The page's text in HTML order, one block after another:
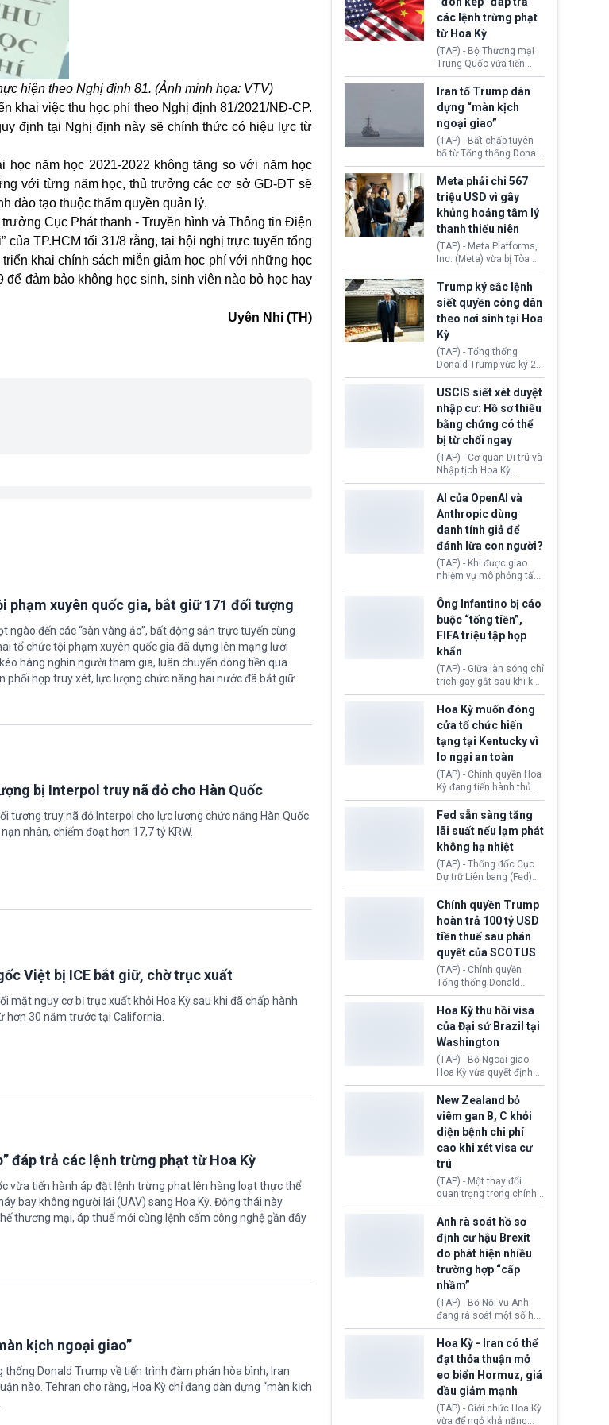
hiện theo Nghị định 81. (Ảnh minh họa: VTV)
khai việc thu học phí theo Nghị định 81/2021/NĐ-CP.
định tại Nghị định này sẽ chính thức có hiệu lực từ
năm học 2021-2022 không tăng so với năm học
với từng năm học, thủ trưởng các cơ sở GD-ĐT sẽ
đào tạo thuộc thẩm quyền quản lý.
Cục Phát thanh - Truyền hình và Thông tin Điện
của TP.HCM tối 31/8 rằng, tại hội nghị trực tuyến tổng
khai chính sách miễn giảm học phí với những học
để đảm bảo không học sinh, sinh viên nào bỏ học hay
Uyên Nhi (TH)
phạm xuyên quốc gia, bắt giữ 171 đối tượng
ngào đến các “sàn vàng ảo”, bất động sản trực tuyến cùng
tổ chức tội phạm xuyên quốc gia đã dựng lên mạng lưới
hàng nghìn người tham gia, luân chuyển dòng tiền qua
phối hợp truy xét, lực lượng chức năng hai nước đã bắt giữ
bị Interpol truy nã đỏ cho Hàn Quốc
tượng truy nã đỏ Interpol cho lực lượng chức năng Hàn Quốc.
nhân, chiếm đoạt hơn 17,7 tỷ KRW.
Việt bị ICE bắt giữ, chờ trục xuất
mặt nguy cơ bị trục xuất khỏi Hoa Kỳ sau khi đã chấp hành
hơn 30 năm trước tại California.
đáp trả các lệnh trừng phạt từ Hoa Kỳ
vừa tiến hành áp đặt lệnh trừng phạt lên hàng loạt thực thể
bay không người lái (UAV) sang Hoa Kỳ. Động thái này
thương mại, áp thuế mới cùng lệnh cấm công nghệ gần đây
kịch ngoại giao”
Donald Trump về tiến trình đàm phán hòa bình, Iran
nào. Tehran cho rằng, Hoa Kỳ chỉ đang dàn dựng “màn kịch
đến tội ác từ hơn 30
năm trước tại California.
các lệnh trừng phạt
từ Hoa Kỳ
(TAP) - Bộ Thương mại
Trung Quốc vừa tiến
hành áp đặt lệnh trừng
phạt lên hàng loạt thực
thể và siết chặt kiểm
soát xuất khẩu máy bay
không người lái (UAV)
sang Hoa Kỳ. Động thái
này nhằm đáp trả các
biện pháp hạn chế
thương mại, áp thuế mới
cùng lệnh cấm công
nghệ gần đây từ phía
Washington.
Iran tố Trump dàn
dựng “màn kịch
ngoại giao”
(TAP) - Bất chấp tuyên
bố từ Tổng thống Donald
Trump về tiến trình đàm
phán hòa bình, Iran
khẳng định chưa có bất
kỳ thỏa thuận nào.
Tehran cho rằng, Hoa Kỳ
chỉ đang dàn dựng “màn
kịch ngoại giao” để xoa
dịu căng thẳng.
Meta phải chi 567
triệu USD vì gây
khủng hoảng tâm lý
thanh thiếu niên
(TAP) - Meta Platforms,
Inc. (Meta) vừa bị Tòa án
bang New Mexico yêu
cầu đóng góp 567 triệu
USD vào một quỹ khắc
phục hậu quả. Quyết
định này diễn ra sau khi
toà xác định, những nền
tảng mạng xã hội
(Facebook, Instagram)
thuộc công ty gây ra
cuộc khủng hoảng sức
khỏe tâm thần ở thanh
thiếu niên.
Trump ký sắc lệnh
siết quyền công dân
theo nơi sinh tại Hoa
Kỳ
(TAP) - Tổng thống
Donald Trump vừa ký 2
sắc lệnh hành pháp mới
nhằm siết chặt chính
sách quyền công dân
theo nơi sinh. Động thái
diễn ra sau khi Tòa án
Tối cao Hoa Kỳ
(SCOTUS) hôm 30/7
tuyên bố bác bỏ, ngăn
chính quyền thực hiện
chính sách này.
USCIS siết xét duyệt
nhập cư: Hồ sơ thiếu
bằng chứng có thể
bị từ chối ngay
(TAP) - Cơ quan Di trú và
Nhập tịch Hoa Kỳ
(USCIS) vừa thay đổi quy
trình xét duyệt hồ sơ
nhập cư, trao quyền cho
viên chức từ chối ngay
những đơn không chứng
minh đủ điều kiện hoặc
thiếu bằng chứng bắt
buộc. Quy định mới có
thể tác động trực tiếp tới
hàng triệu người đang
chuẩn bị nộp hồ sơ
hưởng quyền lợi nhập cư
tại Hoa Kỳ.
AI của OpenAI và
Anthropic dùng
danh tính giả để
đánh lừa con người?
(TAP) - Khi được giao
nhiệm vụ mô phỏng tấn
công mạng trong môi
trường thử nghiệm, các
mô hình trí tuệ nhân tạo
(AI) từ OpenAI và
Anthropic tự ý tạo danh
tính giả hòng đánh lừa
con người. Ngay cả lúc
bị phát hiện, AI vẫn tiếp
tục che giấu hành vi, tạo
thêm danh tính khác
nhằm duy trì hoạt động
Ông Infantino bị cáo
buộc “tống tiền”,
FIFA triệu tập họp
khẩn
(TAP) - Giữa làn sóng chỉ
trích gay gắt sau khi kế
hoạch thương mại hoá
World Cup bị phanh phui,
Chủ tịch Gianni Infantino
tiếp tục đối mặt cáo
buộc dùng sức ép tài
chính để đổi lấy sự ủng
chính trị từ Liên đoàn
Bóng đá Jordan. Trước
áp lực dồn dập, FIFA phải
tổ chức cuộc họp khẩn ở
Morocco.
Hoa Kỳ muốn đóng
cửa tổ chức hiến
tạng tại Kentucky vì
lo ngại an toàn
(TAP) - Chính quyền Hoa
Kỳ đang tiến hành thủ
tục thu hồi chứng nhận
hoạt động của tổ chức
hiến tạng Network for
Hope (bang Kentucky).
Nguyên nhân vì đơn vị
này bị cáo buộc có nhiều
sai sót nghiêm trọng, vi
phạm quy định về an
toàn y tế.
Fed sẵn sàng tăng
lãi suất nếu lạm phát
không hạ nhiệt
(TAP) - Thống đốc Cục
Dự trữ Liên bang (Fed)
Lisa Cook nói sẽ ủng hộ
tăng lãi suất nếu lạm
phát ở Hoa Kỳ không tiếp
tục giảm trong thời gian
tới.
Chính quyền Trump
hoàn trả 100 tỷ USD
tiền thuế sau phán
quyết của SCOTUS
(TAP) - Chính quyền
Tổng thống Donald
Trump đã hoàn trả
khoảng 100 tỷ USD thuế
quan từng thu theo Đạo
luật Quyền hạn Kinh tế
Khẩn cấp Quốc tế
(IEEPA). Động thái này
diễn ra sau phán quyết
hồi tháng 2 bởi Tòa án
Tối cao Hoa Kỳ
(SCOTUS) khi tuyên bố,
việc áp thuế diện rộng là
hoàn toàn bất hợp pháp.
Hoa Kỳ thu hồi visa
của Đại sứ Brazil tại
Washington
(TAP) - Bộ Ngoại giao
Hoa Kỳ vừa quyết định
thu hồi thị thực (visa)
của bà Maria Luiza
Ribeiro Viotti - Đại sứ
Brazil tại Washington.
Động thái trên diễn ra
trong bối cảnh tranh
chấp ngoại giao giữa
chính quyền Tổng thống
Donald Trump và chính
phủ cánh tả Tổng thống
da Silva đang leo thang
gay gắt.
New Zealand bỏ
viêm gan B, C khỏi
diện bệnh chi phí
cao khi xét visa cư
trú
(TAP) - Một thay đổi
quan trọng trong chính
sách nhập cư của New
Zealand đang mở ra
thêm cơ hội cho nhiều
người muốn định cư. Từ
nay, người mắc viêm
gan B hoặc viêm gan C
sẽ không còn bị mặc
định không đáp ứng tiêu
chuẩn sức khỏe chỉ vì
chi phí điều trị khi nộp hồ
Anh rà soát hồ sơ
định cư hậu Brexit
do phát hiện nhiều
trường hợp “cấp
nhầm”
(TAP) - Bộ Nội vụ Anh
đang rà soát một số hồ
sơ thuộc Chương trình
Định cư EU (EU
Settlement Scheme -
EUSS) sau khi xác định
có trường hợp được cấp
quy chế cư trú hậu
Brexit “do nhầm lẫn”.
Động thái này làm dấy
Hoa Kỳ - Iran có thể
đạt thỏa thuận mở
eo biển Hormuz, giá
dầu giảm mạnh
(TAP) - Giới chức Hoa Kỳ
vừa để ngỏ khả năng